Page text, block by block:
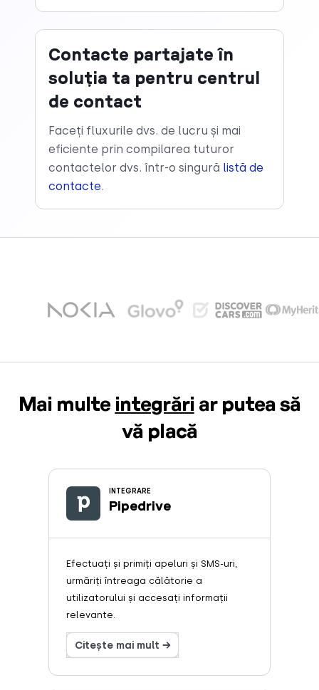
Contacte partajate în
soluția ta pentru centrul
de contact
Faceți fluxurile dvs. de lucru și mai
eficiente prin compilarea tuturor
contactelor dvs. într-o singură listă de
contacte.
Mai multe integrăriar putea să
vă placă
INTEGRARE
Pipedrive
Efectuați și primiți apeluri și SMS-uri,
urmăriți întreaga călătorie a
utilizatorului și accesați informații
relevante.
Citește mai mult →